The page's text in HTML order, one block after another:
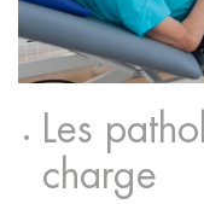
Les
charge